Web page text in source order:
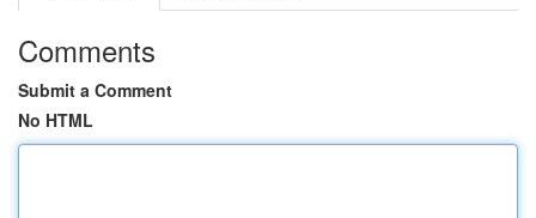
Comments
Submit a Comment
No HTML